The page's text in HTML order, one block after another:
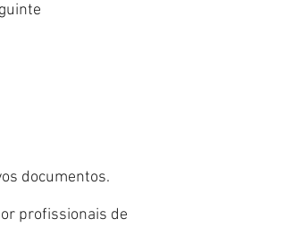
documentos.
profissionais de